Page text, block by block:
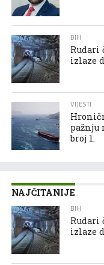
BIH
Rudari
izlaze
VIJESTI
pažnju
broj 1.
NAJČITANIJE
BIH
Rudari
izlaze